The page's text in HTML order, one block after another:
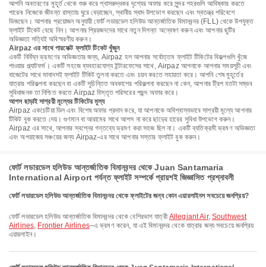
আপনি অবতরণের মুহূর্ত থেকে শুরু করে শ্বাসরুদ্ধকর দৃশ্যের অফার করে সুন্দর শহরগুলি আবিষ্কার করতে
পারেন৷ নিজেকে জীবন্ত রাস্তায় ঘুরে বেড়াচ্ছেন, স্থানীয় স্বাদ উপভোগ করছেন এবং স্বতন্ত্র পরিবেশে
ভিজছেন। আপনার প্রয়োজন অনুযায়ী ফোর্ট লডারডেল হলিউড আন্তর্জাতিক বিমানবন্দর (FLL) থেকে উপযুক্ত
ফ্লাইট টিকেট বেছে নিন। আপনার প্রিয়জনদের সাথে নতুন দিগন্ত অন্বেষণ করুন এবং আপনার ছুটির
অভিজ্ঞতা সত্যিই অবিস্মরণীয় করুন।
Airpaz এর সাথে পারফেক্ট ফ্লাইট টিকেট খুঁজুন
একটি নির্বিঘ্ন ভ্রমণের অভিজ্ঞতার জন্য, Airpaz হল আপনার সর্বোত্তম ফ্লাইট টিকিটের বিকল্পগুলি খুঁজে
পাওয়ার প্ল্যাটফর্ম। একটি সহজে ব্যবহারযোগ্য ইন্টারফেসের সাথে, Airpaz আপনাকে আপনার সময়সূচী এবং
বাজেটের সাথে মানানসই ফ্লাইট টিকিট তুলনা করতে এবং চয়ন করতে সহায়তা করে। আপনি শেষ মুহূর্তের
যাত্রার পরিকল্পনা করছেন বা একটি সুচিন্তিত অবকাশের পরিকল্পনা করছেন না কেন, আপনার ট্রিপ যতটা সম্ভব
সুবিধাজনক তা নিশ্চিত করতে Airpaz বিস্তৃত পরিসরের পছন্দ অফার করে।
আপস ছাড়াই সাশ্রয়ী মূল্যের টিকিটের মূল্য
Airpaz একচেটিয়া ডিল এবং বিশেষ অফার প্রদান করে, যা আপনাকে অবিশ্বাস্যভাবে সাশ্রয়ী মূল্যে আপনার
টিকিট বুক করতে দেয়। গুণমান বা আরামের সাথে আপস না করে ছাড়ের হারের সুবিধা উপভোগ করুন।
Airpaz এর সাথে, আপনার স্বপ্নের গন্তব্যে ভ্রমণ করা সহজ ছিল না। একটি ব্যতিক্রমী ভ্রমণ অভিজ্ঞতা
এবং অপরাজেয় সঞ্চয়ের জন্য Airpaz-এর সাথে আপনার সস্তার ফ্লাইট বুক করুন।
ফোর্ট লডারডেল হলিউড আন্তর্জাতিক বিমানবন্দর থেকে Juan Santamaria
International Airport পর্যন্ত ফ্লাইট সম্পর্কে প্রায়শই জিজ্ঞাসিত প্রশ্নাবলী
ফোর্ট লডারডেল হলিউড আন্তর্জাতিক বিমানবন্দর থেকে ফ্লাইটের জন্য কোন এয়ারলাইনস সবচেয়ে জনপ্রিয়?
ফোর্ট লডারডেল হলিউড আন্তর্জাতিক বিমানবন্দর থেকে বেশিরভাগ যাত্রী Allegiant Air, Southwest
Airlines, Frontier Airlines–এ ভ্রমণ করেন, যা এই বিমানবন্দর থেকে যাত্রার জন্য সবচেয়ে জনপ্রিয়
এয়ারলাইন।